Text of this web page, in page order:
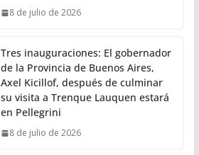
8 de julio de 2026
Tres inauguraciones: El gobernador
de la Provincia de Buenos Aires,
Axel Kicillof, después de culminar
su visita a Trenque Lauquen estará
en Pellegrini
8 de julio de 2026